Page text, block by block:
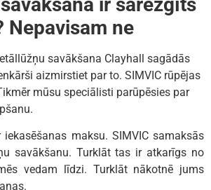
Nepavisam ne
savākšana Clayhall sagādās
aizmirstiet par to. SIMVIC rūpējas
mūsu speciālisti parūpēsies par
iekasēšanas maksu. SIMVIC samaksās
savākšanu. Turklāt tas ir atkarīgs no
vedam līdzi. Turklāt nākotnē jums